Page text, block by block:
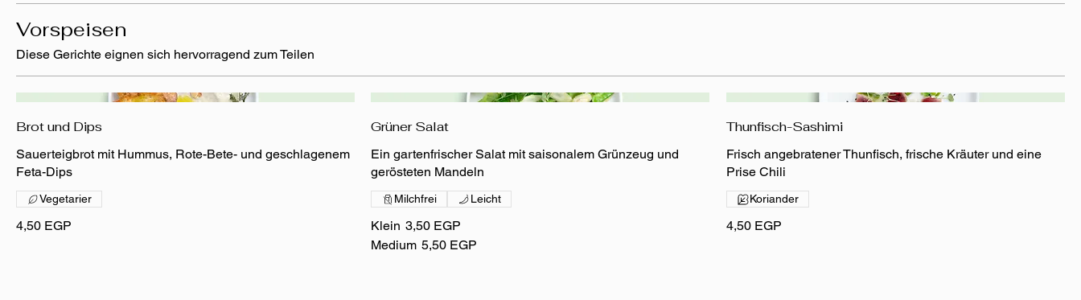
Vorspeisen
Diese Gerichte eignen sich hervorragend zum Teilen
Brot und Dips
Sauerteigbrot mit Hummus, Rote-Bete- und geschlagenem
Feta-Dips
4,50 EGP
Vegetarier
Grüner Salat
Ein gartenfrischer Salat mit saisonalem Grünzeug und
gerösteten Mandeln
Klein 3,50 EGP
Medium 5,50 EGP
Milchfrei Leicht
Thunfisch-Sashimi
Frisch angebratener Thunfisch, frische Kräuter und eine
Prise Chili
4,50 EGP
Koriander